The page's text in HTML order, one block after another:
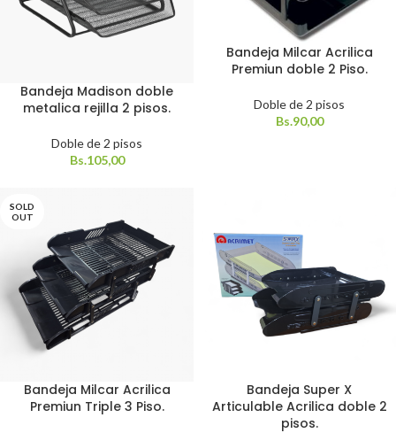
Bandeja Madison doble
metalica rejilla 2 pisos.
Doble de 2 pisos
Bs.105,00
Bandeja Milcar Acrilica
Premiun doble 2 Piso.
Doble de 2 pisos
Bs.90,00
SOLD
OUT
Bandeja Milcar Acrilica
Premiun Triple 3 Piso.
Bandeja Super X
Articulable Acrilica doble 2
pisos.